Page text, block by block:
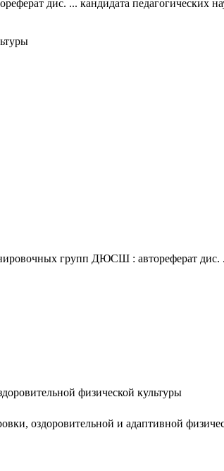
дис. ... кандидата педагогических
групп ДЮСШ : автореферат дис.
физической культуры
оздоровительной и адаптивной